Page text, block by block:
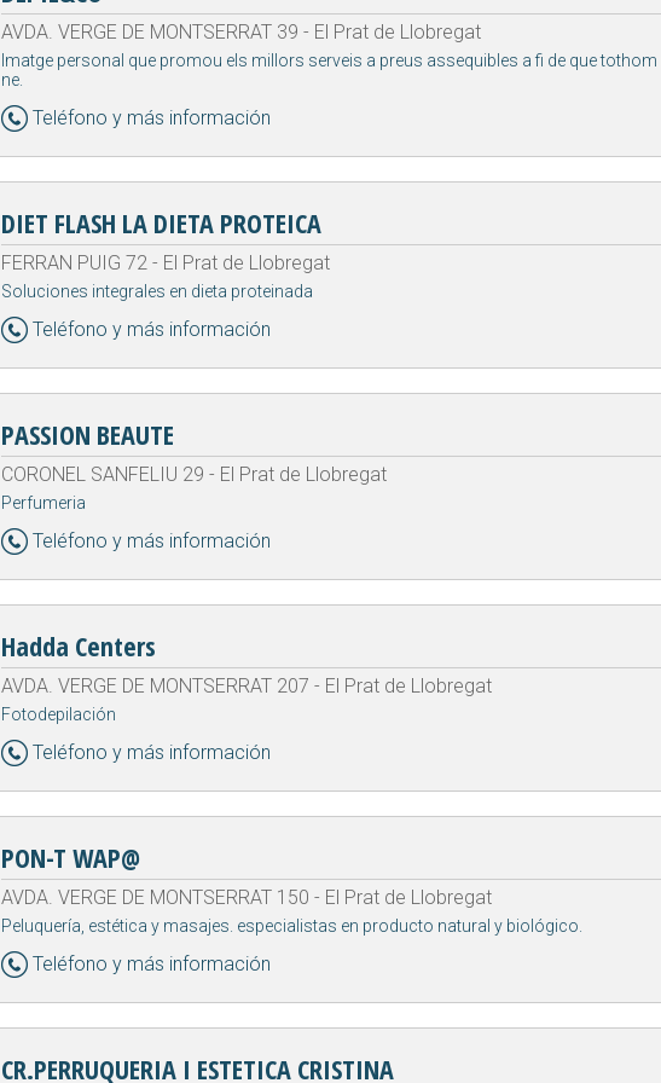
AVDA. VERGE DE MONTSERRAT 39 - El Prat de Llobregat
Imatge personal que promou els millors serveis a preus assequibles a fi de que
ne.
Teléfono y más información
DIET FLASH LA DIETA PROTEICA
FERRAN PUIG 72 - El Prat de Llobregat
Soluciones integrales en dieta proteinada
Teléfono y más información
PASSION BEAUTE
CORONEL SANFELIU 29 - El Prat de Llobregat
Perfumeria
Teléfono y más información
Hadda Centers
AVDA. VERGE DE MONTSERRAT 207 - El Prat de Llobregat
Fotodepilación
Teléfono y más información
PON-T WAP@
AVDA. VERGE DE MONTSERRAT 150 - El Prat de Llobregat
Peluquería, estética y masajes. especialistas en producto natural y biológico.
Teléfono y más información
CR.PERRUQUERIA I ESTETICA CRISTINA